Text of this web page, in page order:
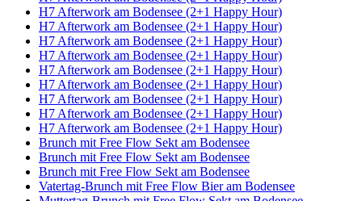
H7 Afterwork am Bodensee (2+1 Happy Hour)
H7 Afterwork am Bodensee (2+1 Happy Hour)
H7 Afterwork am Bodensee (2+1 Happy Hour)
H7 Afterwork am Bodensee (2+1 Happy Hour)
H7 Afterwork am Bodensee (2+1 Happy Hour)
H7 Afterwork am Bodensee (2+1 Happy Hour)
H7 Afterwork am Bodensee (2+1 Happy Hour)
H7 Afterwork am Bodensee (2+1 Happy Hour)
H7 Afterwork am Bodensee (2+1 Happy Hour)
Brunch mit Free Flow Sekt am Bodensee
Brunch mit Free Flow Sekt am Bodensee
Brunch mit Free Flow Sekt am Bodensee
Vatertag-Brunch mit Free Flow Bier am Bodensee